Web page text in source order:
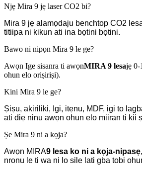
Njẹ Mira 9 jẹ laser CO2 bi?
Mira 9 jẹ alamọdaju benchtop CO2
titiipa ni kikun ati ina bọtini bọtini.
Bawo ni nipọn Mira 9 le ge?
Awọn Ige sisanra ti awọnMIRA 9 lesajẹ 0-
ohun elo oriṣiriṣi).
Kini Mira 9 le ge?
Ṣiṣu, akiriliki, Igi, itẹnu, MDF, igi to
ati diẹ ninu awọn ohun elo miiran ti kii
Ṣe Mira 9 ni a kọja?
Awọn MIRA9 lesa ko ni a kọja-nipasẹ
nronu le ti wa ni lo sile lati gba tobi